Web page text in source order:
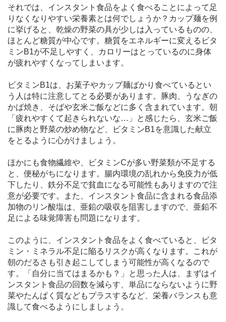
それでは、インスタント食品をよく食べることによって足
りなくなりやすい栄養素とは何でしょうか？カップ麺を例
に挙げると、乾燥の野菜の具が少しは入っているものの、
ほとんど糖質が中心です。糖質をエネルギーに変えるビタ
ミンB1が不足しやすく、カロリーはとっているのに身体
が疲れやすくなってしまいます。
ビタミンB1は、お菓子やカップ麺ばかり食べているとい
う人は特に注意してとる必要があります。豚肉、うなぎの
かば焼き、そばや玄米ご飯などに多く含まれています。朝
「疲れやすくて起きられないな…」と感じたら、玄米ご飯
に豚肉と野菜の炒め物など、ビタミンB1を意識した献立
をとるように心がけましょう。
ほかにも食物繊維や、ビタミンCが多い野菜類が不足する
と、便秘がちになります。腸内環境の乱れから免疫力が低
下したり、鉄分不足で貧血になる可能性もありますので注
意が必要です。また、インスタント食品に含まれる食品添
加物のリン酸塩は、亜鉛の吸収を阻害しますので、亜鉛不
足による味覚障害も問題になります。
このように、インスタント食品をよく食べていると、ビタ
ミン・ミネラル不足に陥るリスクが高くなります。これが
朝のだるさも引き起こしてしまう可能性が高くなるので
す。「自分に当てはまるかも？」と思った人は、まずはイ
ンスタント食品の回数を減らす、単品にならないように野
菜やたんぱく質などもプラスするなど、栄養バランスも意
識して食べるようにしましょう。